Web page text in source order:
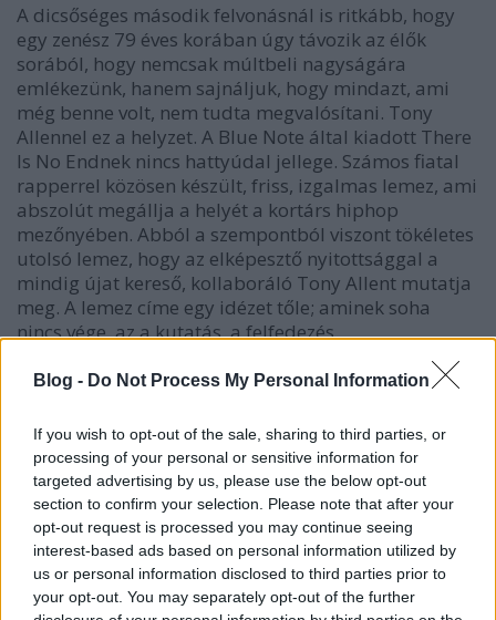
Blog - Do Not Process My Personal Information
If you wish to opt-out of the sale, sharing to third parties, or
processing of your personal or sensitive information for
targeted advertising by us, please use the below opt-out
section to confirm your selection. Please note that after your
opt-out request is processed you may continue seeing
interest-based ads based on personal information utilized by
us or personal information disclosed to third parties prior to
your opt-out. You may separately opt-out of the further
A dicsőséges második felvonásnál is ritkább, hogy
egy zenész 79 éves korában úgy távozik az élők
sorából, hogy nemcsak múltbeli nagyságára
emlékezünk, hanem sajnáljuk, hogy mindazt, ami
még benne volt, nem tudta megvalósítani. Tony
Allennel ez a helyzet. A Blue Note által kiadott There
Is No Endnek nincs hattyúdal jellege. Számos fiatal
rapperrel közösen készült, friss, izgalmas lemez, ami
abszolút megállja a helyét a kortárs hiphop
mezőnyében. Abból a szempontból viszont tökéletes
utolsó lemez, hogy az elképesztő nyitottsággal a
mindig újat kereső, kollaboráló Tony Allent mutatja
meg. A lemez címe egy idézet tőle; aminek soha
nincs vége, az a kutatás, a felfedezés.
TONY ALLEN LEGJOBB KOLLABORÁCIÓI
Psyco On Da Bus:
Many Questions
(2001)
Az 1999-es visszatérő lemez, aBlack Voices
producere a francia Doctor Lvolt, aki dubos,
elektronikus hatásokat hozott. Ezután vele és több
francia zenésszel állt fel ez az egylemezes, alkalmi
formáció, ami még sokszínűbb és bátrabb; ebben a
számban például még oud (arab lant) is szól.